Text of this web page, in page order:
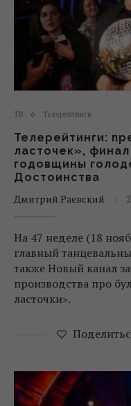
ТВ Телерейтинги
Телерейтинги:
ласточек», финал
годовщины
Достоинства
Дмитрий Раевский
На 47 неделе (18
главный
также Новый канал
производства про
ласточки».